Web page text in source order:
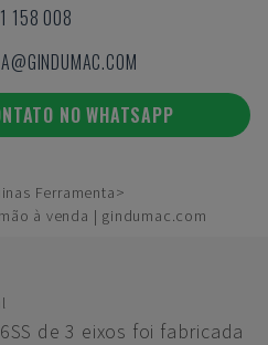
158 008
NO WHATSAPP
Ferramenta
à venda | gindumac.com
de 3 eixos foi fabricada